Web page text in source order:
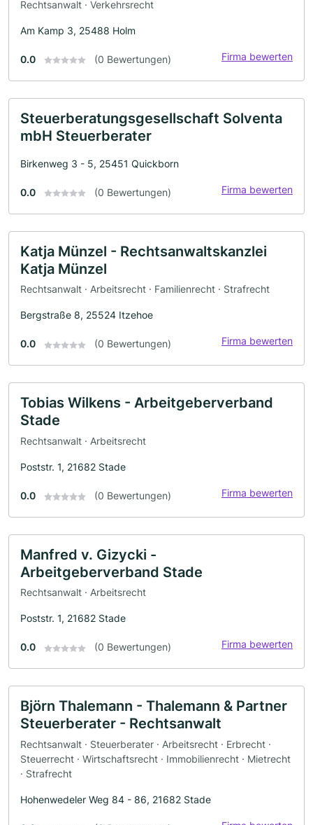
Rechtsanwalt · Verkehrsrecht
Am Kamp 3, 25488 Holm
0.0 (0 Bewertungen) Firma bewerten
Steuerberatungsgesellschaft Solventa
mbH Steuerberater
Birkenweg 3 - 5, 25451 Quickborn
0.0 (0 Bewertungen) Firma bewerten
Katja Münzel - Rechtsanwaltskanzlei
Katja Münzel
Rechtsanwalt · Arbeitsrecht · Familienrecht · Strafrecht
Bergstraße 8, 25524 Itzehoe
0.0 (0 Bewertungen) Firma bewerten
Tobias Wilkens - Arbeitgeberverband
Stade
Rechtsanwalt · Arbeitsrecht
Poststr. 1, 21682 Stade
0.0 (0 Bewertungen) Firma bewerten
Manfred v. Gizycki -
Arbeitgeberverband Stade
Rechtsanwalt · Arbeitsrecht
Poststr. 1, 21682 Stade
0.0 (0 Bewertungen) Firma bewerten
Björn Thalemann - Thalemann & Partner
Steuerberater - Rechtsanwalt
Rechtsanwalt · Steuerberater · Arbeitsrecht · Erbrecht ·
Steuerrecht · Wirtschaftsrecht · Immobilienrecht · Mietrecht
· Strafrecht
Hohenwedeler Weg 84 - 86, 21682 Stade